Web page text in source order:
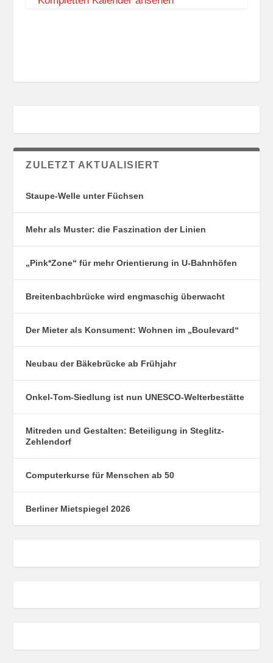
ZULETZT AKTUALISIERT
Staupe-Welle unter Füchsen
Mehr als Muster: die Faszination der Linien
„Pink*Zone“ für mehr Orientierung in U-Bahnhöfen
Breitenbachbrücke wird engmaschig überwacht
Der Mieter als Konsument: Wohnen im „Boulevard“
Neubau der Bäkebrücke ab Frühjahr
Onkel-Tom-Siedlung ist nun UNESCO-Welterbestätte
Mitreden und Gestalten: Beteiligung in Steglitz-
Zehlendorf
Computerkurse für Menschen ab 50
Berliner Mietspiegel 2026